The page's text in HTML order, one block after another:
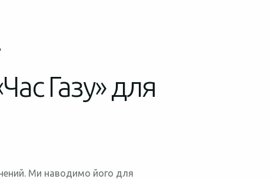
Газу» для
Ми наводимо його для